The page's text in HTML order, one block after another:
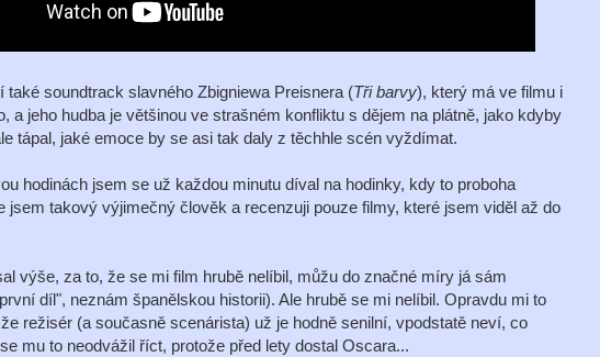
také soundtrack slavného Zbigniewa Preisnera (Tři barvy), který má ve filmu i
a jeho hudba je většinou ve strašném konfliktu s dějem na plátně, jako kdyby
tápal, jaké emoce by se asi tak daly z těchhle scén vyždímat.
hodinách jsem se už každou minutu díval na hodinky, kdy to proboha
jsem takový výjimečný člověk a recenzuji pouze filmy, které jsem viděl až do
výše, za to, že se mi film hrubě nelíbil, můžu do značné míry já sám
díl", neznám španělskou historii). Ale hrubě se mi nelíbil. Opravdu mi to
režisér (a současně scenárista) už je hodně senilní, vpodstatě neví, co
mu to neodvážil říct, protože před lety dostal Oscara...